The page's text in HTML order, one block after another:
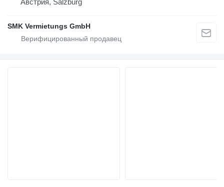
SMK Vermietungs GmbH